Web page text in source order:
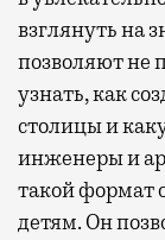
взглянуть на
позволяют не
узнать, как
столицы и
инженеры и
такой формат
детям. Он